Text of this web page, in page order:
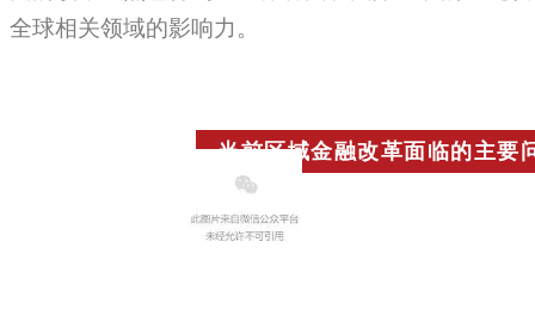
全球相关领域的影响力。
当前区域金融改革面临的主要